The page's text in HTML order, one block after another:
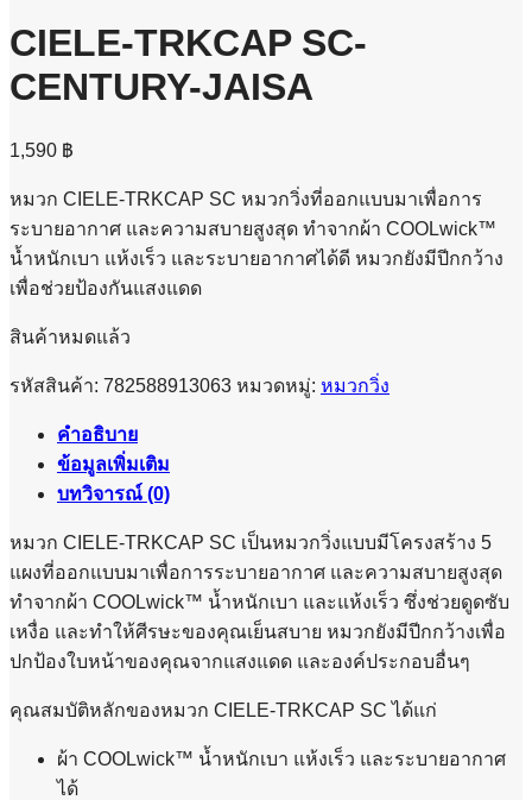
CIELE-TRKCAP SC-
CENTURY-JAISA
1,590 ฿
หมวก CIELE-TRKCAP SC หมวกวิ่งที่ออกแบบมาเพื่อการ
ระบายอากาศ และความสบายสูงสุด ทำจากผ้า COOLwick™
น้ำหนักเบา แห้งเร็ว และระบายอากาศได้ดี หมวกยังมีปีกกว้าง
เพื่อช่วยป้องกันแสงแดด
สินค้าหมดแล้ว
รหัสสินค้า: 782588913063 หมวดหมู่: หมวกวิ่ง
คำอธิบาย
ข้อมูลเพิ่มเติม
บทวิจารณ์ (0)
หมวก CIELE-TRKCAP SC เป็นหมวกวิ่งแบบมีโครงสร้าง 5
แผงที่ออกแบบมาเพื่อการระบายอากาศ และความสบายสูงสุด
ทำจากผ้า COOLwick™ น้ำหนักเบา และแห้งเร็ว ซึ่งช่วยดูดซับ
เหงื่อ และทำให้ศีรษะของคุณเย็นสบาย หมวกยังมีปีกกว้างเพื่อ
ปกป้องใบหน้าของคุณจากแสงแดด และองค์ประกอบอื่นๆ
คุณสมบัติหลักของหมวก CIELE-TRKCAP SC ได้แก่
ผ้า COOLwick™ น้ำหนักเบา แห้งเร็ว และระบายอากาศ
ได้